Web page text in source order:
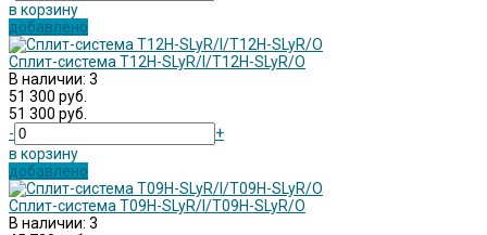
в корзину
добавлено
Сплит-система T12H-SLyR/I/T12H-SLyR/O
В наличии: 3
51 300 руб.
51 300 руб.
-
+
в корзину
добавлено
Сплит-система T09H-SLyR/I/T09H-SLyR/O
В наличии: 3